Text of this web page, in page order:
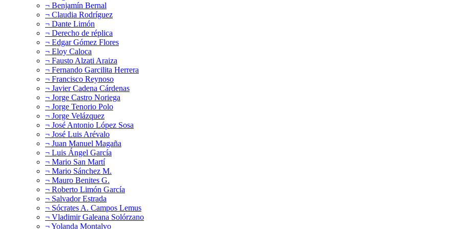
¬ Benjamín Bernal
¬ Claudia Rodríguez
¬ Dante Limón
¬ Derecho de réplica
¬ Edgar Gómez Flores
¬ Eloy Caloca
¬ Fausto Alzati Araiza
¬ Fernando Garcilita Herrera
¬ Francisco Reynoso
¬ Javier Cadena Cárdenas
¬ Jorge Castro Noriega
¬ Jorge Tenorio Polo
¬ Jorge Velázquez
¬ José Antonio López Sosa
¬ José Luis Arévalo
¬ Juan Manuel Magaña
¬ Luis Ángel García
¬ Mario San Martí
¬ Mario Sánchez M.
¬ Mauro Benites G.
¬ Roberto Limón García
¬ Salvador Estrada
¬ Sócrates A. Campos Lemus
¬ Vladimir Galeana Solórzano
¬ Yolanda Montalvo